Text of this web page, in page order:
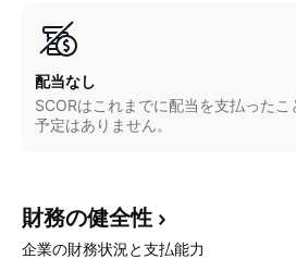
配当なし
SCORはこれまでに配当を支払った
予定はありません。
財務の健全性
企業の財務状況と支払能力